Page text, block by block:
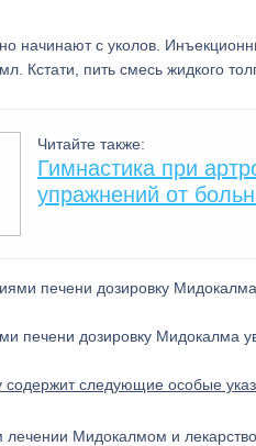
начинают с уколов.
Кстати, пить смесь жидкого
Читайте также:
Гимнастика при
упражнений от
печени дозировку Мидокалма
содержит следующие особые
Мидокалмом и